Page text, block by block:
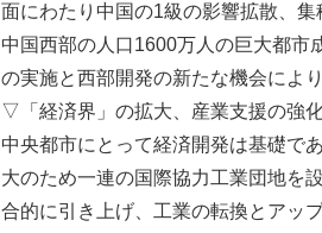
面にわたり中国の1級の影響拡散、集
中国西部の人口1600万人の巨大都市
の実施と西部開発の新たな機会によ
▽「経済界」の拡大、産業支援の強
中央都市にとって経済開発は基礎で
大のため一連の国際協力工業団地を
合的に引き上げ、工業の転換とアッ